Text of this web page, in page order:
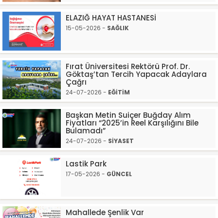
ELAZIĞ HAYAT HASTANESİ
15-05-2026 - SAĞLIK
Fırat Üniversitesi Rektörü Prof. Dr.
Göktaş’tan Tercih Yapacak Adaylara
Çağrı
24-07-2026 - EĞİTİM
Başkan Metin Suiçer Buğday Alım
Fiyatları “2025’in Reel Karşılığını Bile
Bulamadı”
24-07-2026 - SİYASET
Lastik Park
17-05-2026 - GÜNCEL
Mahallede Şenlik Var